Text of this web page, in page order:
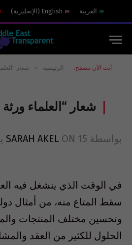
العربية English
( الإنجليزية)
أنت الآن تتصفح: الرئيسية » شعار
شعار “العلماء ورثة
بواسطة SARAH AKEL ON 15 يناير 2008
في الوقت الذي ينشغل فيه
سقط المتاع منه، من أمثال
وتحسين مختلف المنتجات
الحلول للكثير من العقد